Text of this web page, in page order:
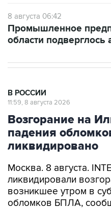
8 августа 06:42
Промышленное
области
В РОССИИ
11:59, 8 августа 2026
Возгорание на
падения
ликвидировано
Москва. 8 августа.
ликвидировали
возникшее утром в
обломков БПЛА,